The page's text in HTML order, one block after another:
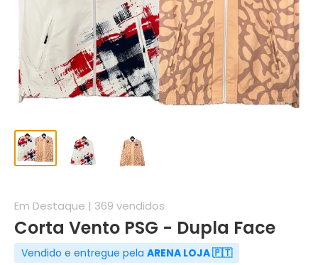
Em Destaque | 369 vendidos
Corta Vento PSG - Dupla Face
Vendido e entregue pela ARENA LOJA 🇵🇹